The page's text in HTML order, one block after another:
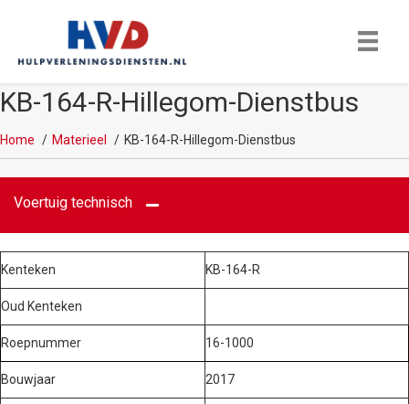
KB-164-R-Hillegom-Dienstbus
Home Materieel KB-164-R-Hillegom-Dienstbus
Voertuig technisch
Kenteken KB-164-R
Oud Kenteken
Roepnummer 16-1000
Bouwjaar 2017